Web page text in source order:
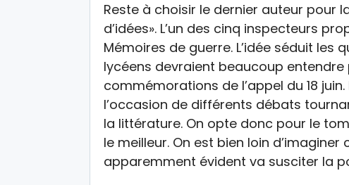
Reste à choisir le dernier auteur pour
d’idées». L’un des cinq inspecteurs
Mémoires de guerre. L’idée séduit les
lycéens devraient beaucoup entendre
commémorations de l’appel du 18
l’occasion de différents débats
la littérature. On opte donc pour le
le meilleur. On est bien loin
apparemment évident va susciter la